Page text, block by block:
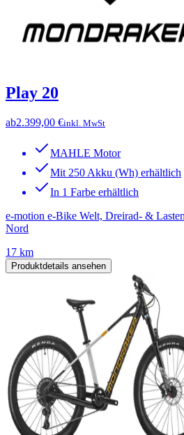
Play 20
ab2.399,00 €inkl. MwSt
MAHLE Motor
Mit 250 Akku (Wh) erhältlich
In 1 Farbe erhältlich
e-motion e-Bike Welt, Dreirad- &
Nord
17 km
Produktdetails ansehen